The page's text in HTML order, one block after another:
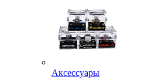
Аксессуары